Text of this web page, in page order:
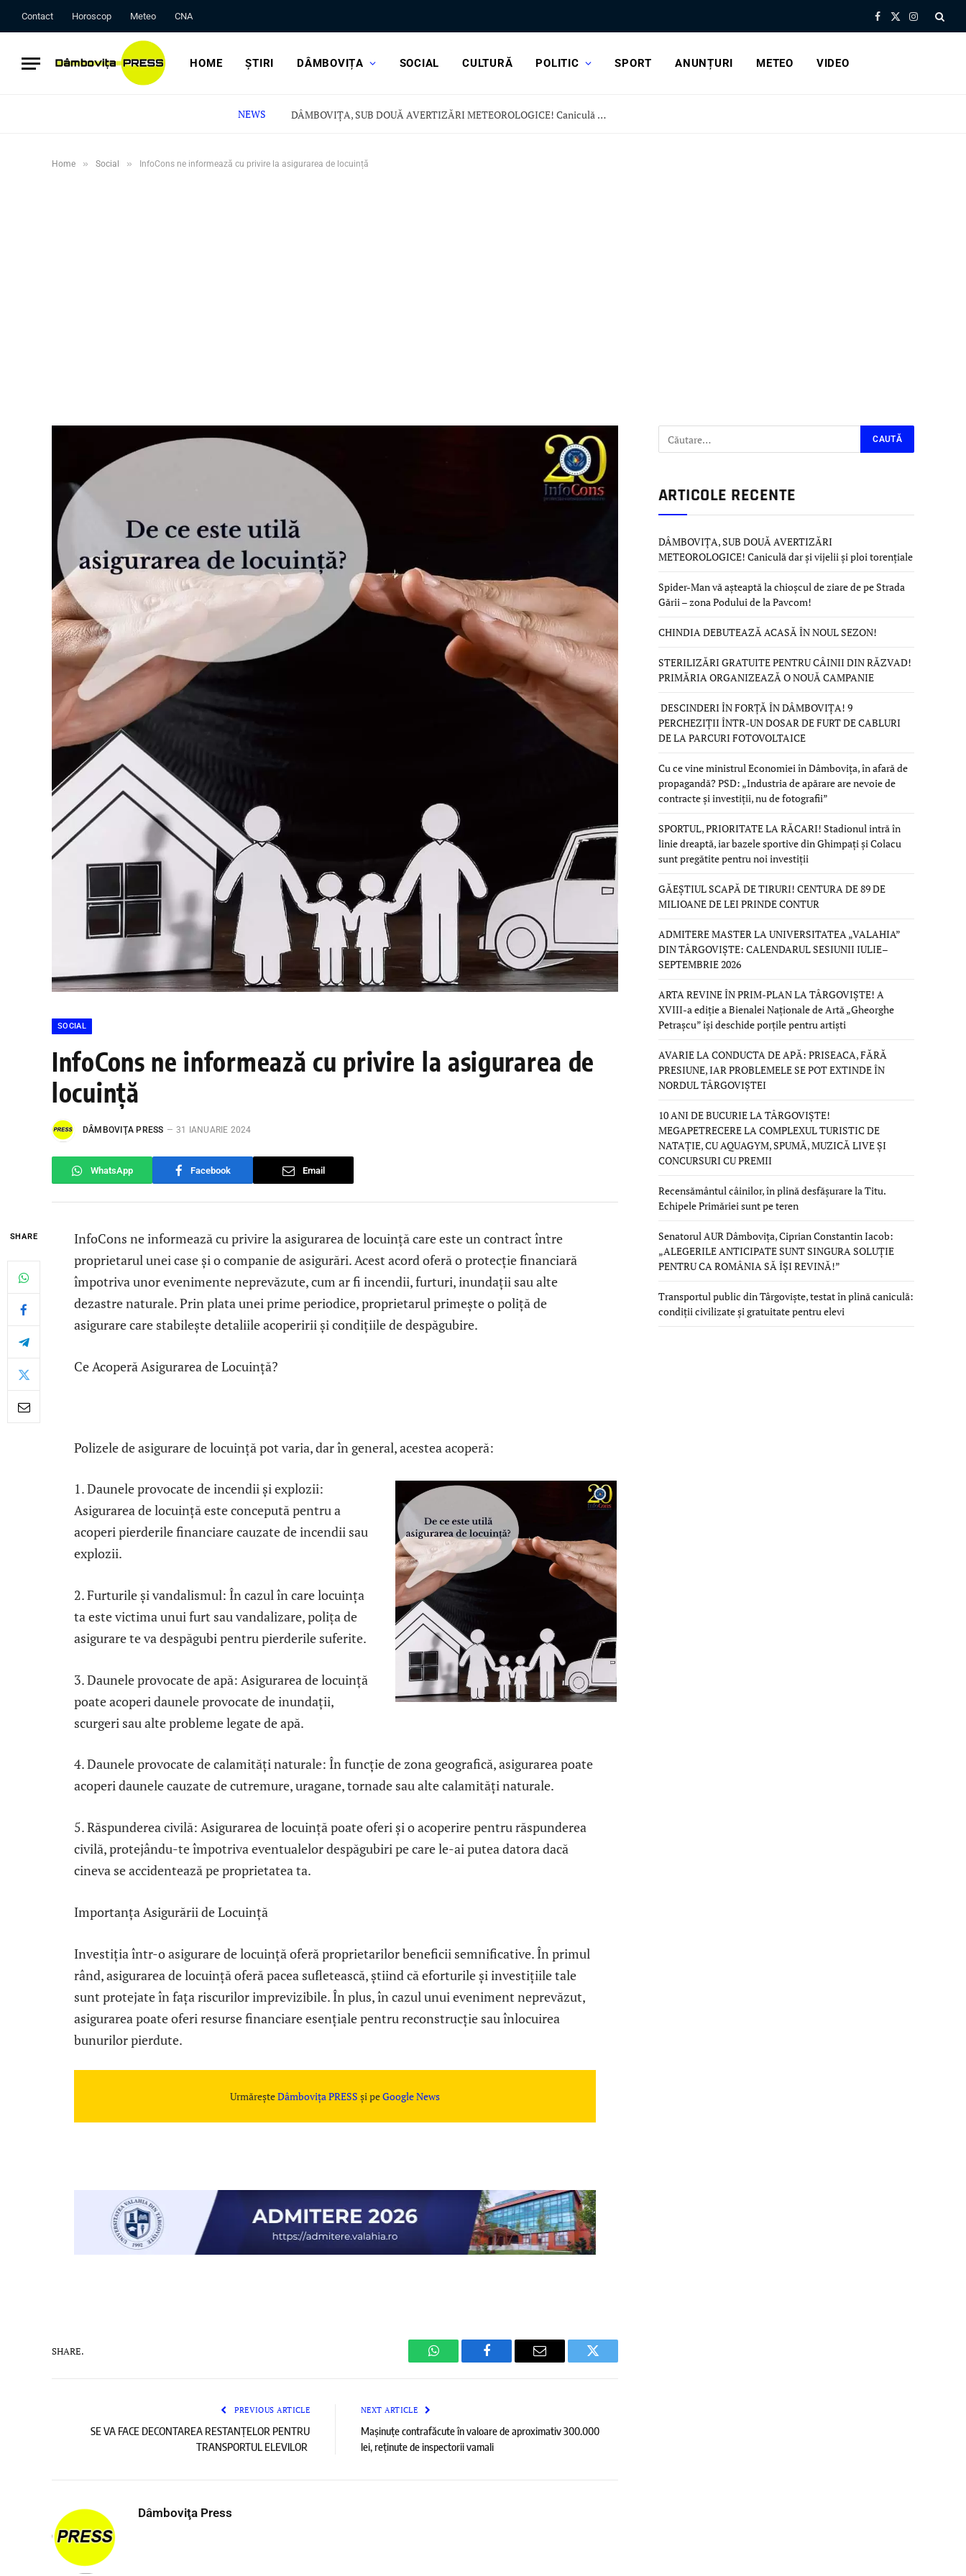
Contact Horoscop Meteo CNA Facebook
X
Instagram
HOME ȘTIRI DÂMBOVIȚA SOCIAL CULTURĂ POLITIC SPORT ANUNȚURI METEO VIDEO
NEWS DÂMBOVIȚA, SUB DOUĂ AVERTIZĂRI METEOROLOGICE! Caniculă dar și vijelii și ploi torențiale
Home » Social » InfoCons ne informează cu privire la asigurarea de locuință
SOCIAL
InfoCons ne informează cu privire la asigurarea de
locuință
DÂMBOVIŢA PRESS 31 IANUARIE 2024
WhatsApp Facebook Email
SHARE
InfoCons ne informează cu privire la asigurarea de locuință care este un contract între
proprietarul unei case și o companie de asigurări. Acest acord oferă o protecție financiară
împotriva unor evenimente neprevăzute, cum ar fi incendii, furturi, inundații sau alte
dezastre naturale. Prin plata unei prime periodice, proprietarul primește o poliță de
asigurare care stabilește detaliile acoperirii și condițiile de despăgubire.
Ce Acoperă Asigurarea de Locuință?
Polizele de asigurare de locuință pot varia, dar în general, acestea acoperă:
1. Daunele provocate de incendii și explozii:
Asigurarea de locuință este concepută pentru a
acoperi pierderile financiare cauzate de incendii sau
explozii.
2. Furturile și vandalismul: În cazul în care locuința
ta este victima unui furt sau vandalizare, polița de
asigurare te va despăgubi pentru pierderile suferite.
3. Daunele provocate de apă: Asigurarea de locuință
poate acoperi daunele provocate de inundații,
scurgeri sau alte probleme legate de apă.
4. Daunele provocate de calamități naturale: În funcție de zona geografică, asigurarea poate
acoperi daunele cauzate de cutremure, uragane, tornade sau alte calamități naturale.
5. Răspunderea civilă: Asigurarea de locuință poate oferi și o acoperire pentru răspunderea
civilă, protejându-te împotriva eventualelor despăgubiri pe care le-ai putea datora dacă
cineva se accidentează pe proprietatea ta.
Importanța Asigurării de Locuință
Investiția într-o asigurare de locuință oferă proprietarilor beneficii semnificative. În primul
rând, asigurarea de locuință oferă pacea sufletească, știind că eforturile și investițiile tale
sunt protejate în fața riscurilor imprevizibile. În plus, în cazul unui eveniment neprevăzut,
asigurarea poate oferi resurse financiare esențiale pentru reconstrucție sau înlocuirea
bunurilor pierdute.
UrmăreșteDâmbovița PRESS și peGoogle News
SHARE.
WhatsAppFacebook Email Twitter
PREVIOUS ARTICLE
SE VA FACE DECONTAREA RESTANȚELOR PENTRU
TRANSPORTUL ELEVILOR
NEXT ARTICLE
Mașinuțe contrafăcute în valoare de aproximativ 300.000
lei, reținute de inspectorii vamali
Dâmboviţa Press
ARTICOLE RECENTE
DÂMBOVIȚA, SUB DOUĂ AVERTIZĂRI
METEOROLOGICE! Caniculă dar și vijelii și ploi torențiale
Spider-Man vă așteaptă la chioșcul de ziare de pe Strada
Gării – zona Podului de la Pavcom!
CHINDIA DEBUTEAZĂ ACASĂ ÎN NOUL SEZON!
STERILIZĂRI GRATUITE PENTRU CÂINII DIN RĂZVAD!
PRIMĂRIA ORGANIZEAZĂ O NOUĂ CAMPANIE
DESCINDERI ÎN FORȚĂ ÎN DÂMBOVIȚA! 9
PERCHEZIȚII ÎNTR-UN DOSAR DE FURT DE CABLURI
DE LA PARCURI FOTOVOLTAICE
Cu ce vine ministrul Economiei în Dâmbovița, în afară de
propagandă? PSD: „Industria de apărare are nevoie de
contracte și investiții, nu de fotografii”
SPORTUL, PRIORITATE LA RĂCARI! Stadionul intră în
linie dreaptă, iar bazele sportive din Ghimpați și Colacu
sunt pregătite pentru noi investiții
GĂEȘTIUL SCAPĂ DE TIRURI! CENTURA DE 89 DE
MILIOANE DE LEI PRINDE CONTUR
ADMITERE MASTER LA UNIVERSITATEA „VALAHIA”
DIN TÂRGOVIȘTE: CALENDARUL SESIUNII IULIE–
SEPTEMBRIE 2026
ARTA REVINE ÎN PRIM-PLAN LA TÂRGOVIȘTE! A
XVIII-a ediție a Bienalei Naționale de Artă „Gheorghe
Petrașcu” își deschide porțile pentru artiști
AVARIE LA CONDUCTA DE APĂ: PRISEACA, FĂRĂ
PRESIUNE, IAR PROBLEMELE SE POT EXTINDE ÎN
NORDUL TÂRGOVIȘTEI
10 ANI DE BUCURIE LA TÂRGOVIȘTE!
MEGAPETRECERE LA COMPLEXUL TURISTIC DE
NATAȚIE, CU AQUAGYM, SPUMĂ, MUZICĂ LIVE ȘI
CONCURSURI CU PREMII
Recensământul câinilor, în plină desfășurare la Titu.
Echipele Primăriei sunt pe teren
Senatorul AUR Dâmbovița, Ciprian Constantin Iacob:
„ALEGERILE ANTICIPATE SUNT SINGURA SOLUȚIE
PENTRU CA ROMÂNIA SĂ ÎȘI REVINĂ!”
Transportul public din Târgoviște, testat în plină caniculă:
condiții civilizate și gratuitate pentru elevi